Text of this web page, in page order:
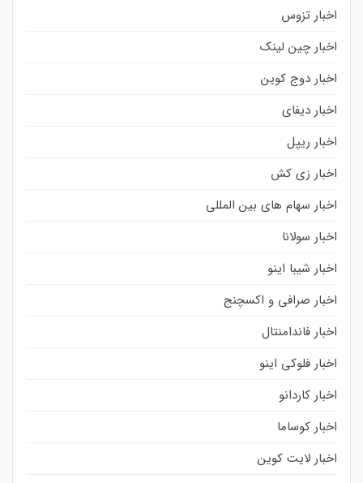
اخبار تزوس
اخبار چین لینک
اخبار دوج کوین
اخبار دیفای
اخبار ریپل
اخبار زی کش
اخبار سهام های بین المللی
اخبار سولانا
اخبار شیبا اینو
اخبار صرافی و اکسچنج
اخبار فاندامنتال
اخبار فلوکی اینو
اخبار کاردانو
اخبار کوساما
اخبار لایت کوین